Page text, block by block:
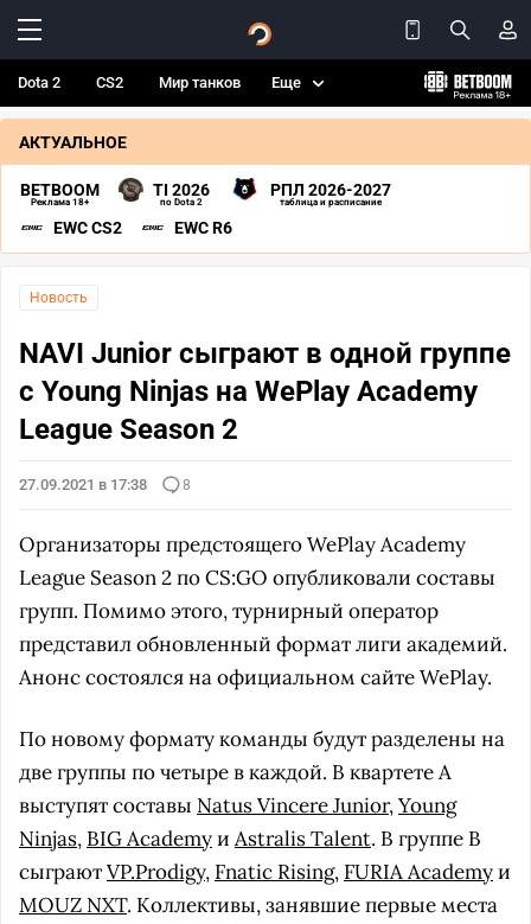
Dota 2 CS2 Мир танков Еще
АКТУАЛЬНОЕ
BETBOOM
Реклама 18+
TI 2026
по Dota 2
РПЛ 2026-2027
таблица и расписание
EWC CS2 EWC R6
Новость
NAVI Junior сыграют в одной группе
с Young Ninjas на WePlay Academy
League Season 2
27.09.2021 в 17:38 8
Организаторы предстоящего WePlay Academy
League Season 2 по CS:GO опубликовали составы
групп. Помимо этого, турнирный оператор
представил обновленный формат лиги академий.
Анонс состоялся на официальном сайте WePlay.
По новому формату команды будут разделены на
две группы по четыре в каждой. В квартете A
выступят составы Natus Vincere Junior,Young
Ninjas, BIG Academyи Astralis Talent. В группе B
сыграютVP.Prodigy, Fnatic Rising, FURIA Academyи
MOUZ NXT. Коллективы, занявшие первые места